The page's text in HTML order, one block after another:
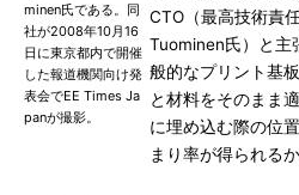
minen氏である。同
社が2008年10月16
日に東京都内で開催
した報道機関向け発
表会でEE Times Ja
panが撮影。
CTO（最高技術責
Tuominen氏）と主
般的なプリント基
と材料をそのまま
に埋め込む際の位
まり率が得られる